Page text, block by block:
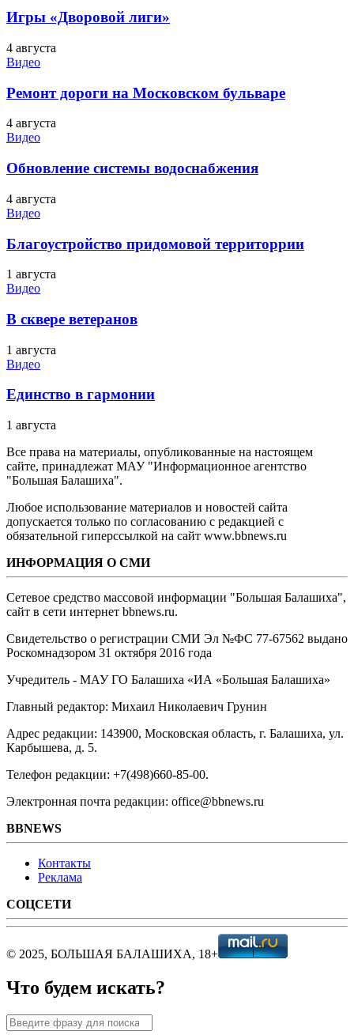
Игры «Дворовой лиги»
4 августа
Видео
Ремонт дороги на Московском бульваре
4 августа
Видео
Обновление системы водоснабжения
4 августа
Видео
Благоустройство придомовой территоррии
1 августа
Видео
В сквере ветеранов
1 августа
Видео
Единство в гармонии
1 августа
Все права на материалы, опубликованные на настоящем
сайте, принадлежат МАУ "Информационное агентство
"Большая Балашиха".
Любое использование материалов и новостей сайта
допускается только по согласованию с редакцией с
обязательной гиперссылкой на сайт www.bbnews.ru
ИНФОРМАЦИЯ О СМИ
Сетевое средство массовой информации "Большая Балашиха",
сайт в сети интернет bbnews.ru.
Свидетельство о регистрации СМИ Эл №ФС ‎77-67562 выдано
Роскомнадзором 31 октября 2016 года
Учредитель - МАУ ГО Балашиха «ИА «Большая Балашиха»
Главный редактор: Михаил Николаевич Грунин
Адрес редакции: 143900, Московская область, г. Балашиха, ул.
Карбышева, д. 5.
Телефон редакции: +7(498)660-85-00.
Электронная почта редакции: office@bbnews.ru
BBNEWS
Контакты
Реклама
СОЦСЕТИ
© 2025, БОЛЬШАЯ БАЛАШИХА, 18+
Что будем искать?